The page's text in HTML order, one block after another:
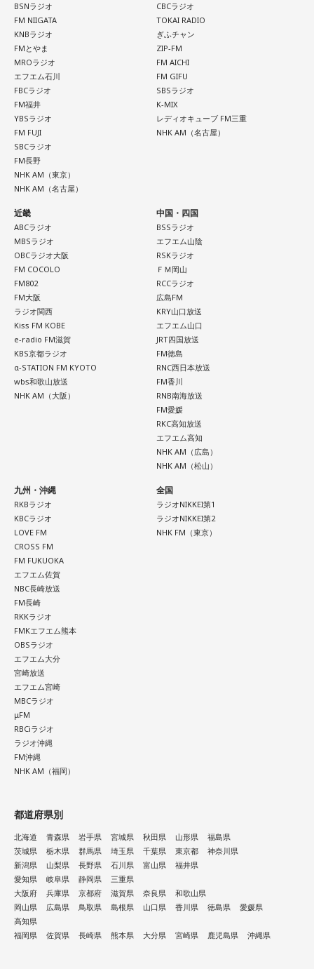
BSNラジオ
FM NIIGATA
KNBラジオ
FMとやま
MROラジオ
エフエム石川
FBCラジオ
FM福井
YBSラジオ
FM FUJI
SBCラジオ
FM長野
NHK AM（東京）
NHK AM（名古屋）
CBCラジオ
TOKAI RADIO
ぎふチャン
ZIP-FM
FM AICHI
FM GIFU
SBSラジオ
K-MIX
レディオキューブ FM三重
NHK AM（名古屋）
近畿
ABCラジオ
MBSラジオ
OBCラジオ大阪
FM COCOLO
FM802
FM大阪
ラジオ関西
Kiss FM KOBE
e-radio FM滋賀
KBS京都ラジオ
α-STATION FM KYOTO
wbs和歌山放送
NHK AM（大阪）
中国・四国
BSSラジオ
エフエム山陰
RSKラジオ
ＦＭ岡山
RCCラジオ
広島FM
KRY山口放送
エフエム山口
JRT四国放送
FM徳島
RNC西日本放送
FM香川
RNB南海放送
FM愛媛
RKC高知放送
エフエム高知
NHK AM（広島）
NHK AM（松山）
九州・沖縄
RKBラジオ
KBCラジオ
LOVE FM
CROSS FM
FM FUKUOKA
エフエム佐賀
NBC長崎放送
FM長崎
RKKラジオ
FMKエフエム熊本
OBSラジオ
エフエム大分
宮崎放送
エフエム宮崎
MBCラジオ
μFM
RBCiラジオ
ラジオ沖縄
FM沖縄
NHK AM（福岡）
全国
ラジオNIKKEI第1
ラジオNIKKEI第2
NHK FM（東京）
都道府県別
北海道 青森県 岩手県 宮城県 秋田県 山形県
福島県
茨城県
栃木県 群馬県 埼玉県 千葉県 東京都
神奈川県
新潟県
山梨県 長野県 石川県 富山県
福井県
愛知県
岐阜県 静岡県
三重県
大阪府
兵庫県 京都府 滋賀県 奈良県
和歌山県
岡山県
広島県 鳥取県 島根県 山口県 香川県 徳島県
愛媛県
高知県
福岡県
佐賀県 長崎県 熊本県 大分県 宮崎県 鹿児島県 沖縄県